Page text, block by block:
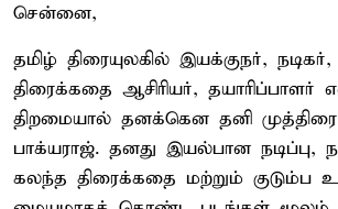
சென்னை,
தமிழ் திரையுலகில் இயக்குநர்,
திரைக்கதை ஆசிரியர், தயாரிப்பாளர்
திறமையால் தனக்கென தனி
பாக்யராஜ். தனது இயல்பான நடிப்பு,
கலந்த திரைக்கதை மற்றும் குடும்ப